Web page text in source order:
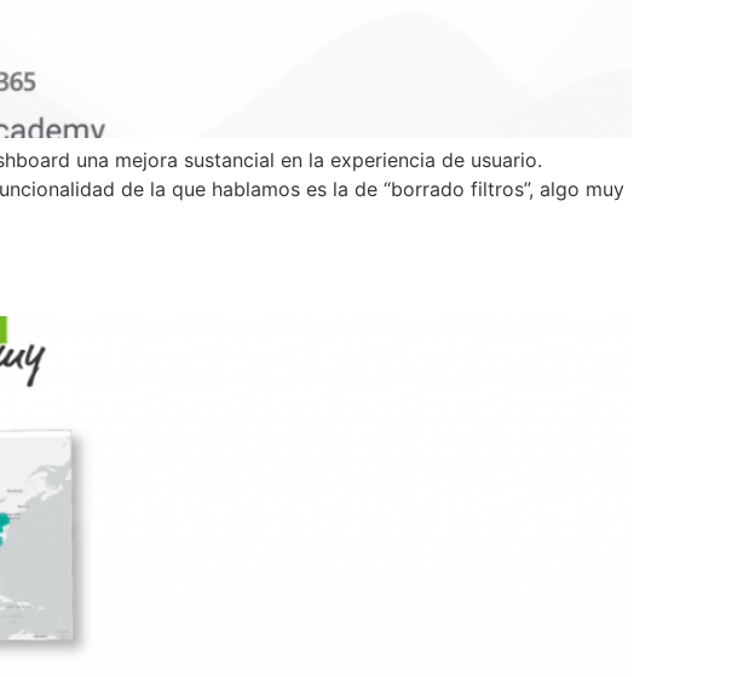
una mejora sustancial en la experiencia de usuario.
de la que hablamos es la de “borrado filtros”, algo muy